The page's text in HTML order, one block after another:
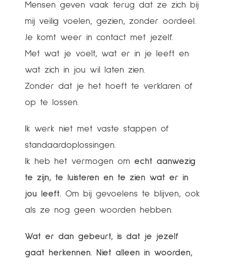
Mensen geven vaak terug dat ze zich bij
mij veilig voelen, gezien, zonder oordeel.
Je komt weer in contact met jezelf.
Met wat je voelt, wat er in je leeft en
wat zich in jou wil laten zien.
Zonder dat je het hoeft te verklaren of
op te lossen.
Ik werk niet met vaste stappen of
standaardoplossingen.
Ik heb het vermogen omecht aanwezig
te zijn, te luisteren en te zien wat er in
jou leeft.Om bij gevoelens te blijven, ook
als ze nog geen woorden hebben.
Wat er dan gebeurt, is dat je jezelf
gaat herkennen. Niet alleen in woorden,